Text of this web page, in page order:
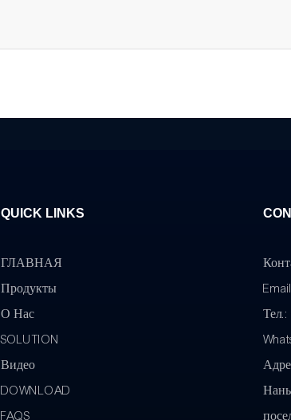
QUICK LINKS
ГЛАВНАЯ
Продукты
О Нас
SOLUTION
Видео
DOWNLOAD
FAQS
Тел.: